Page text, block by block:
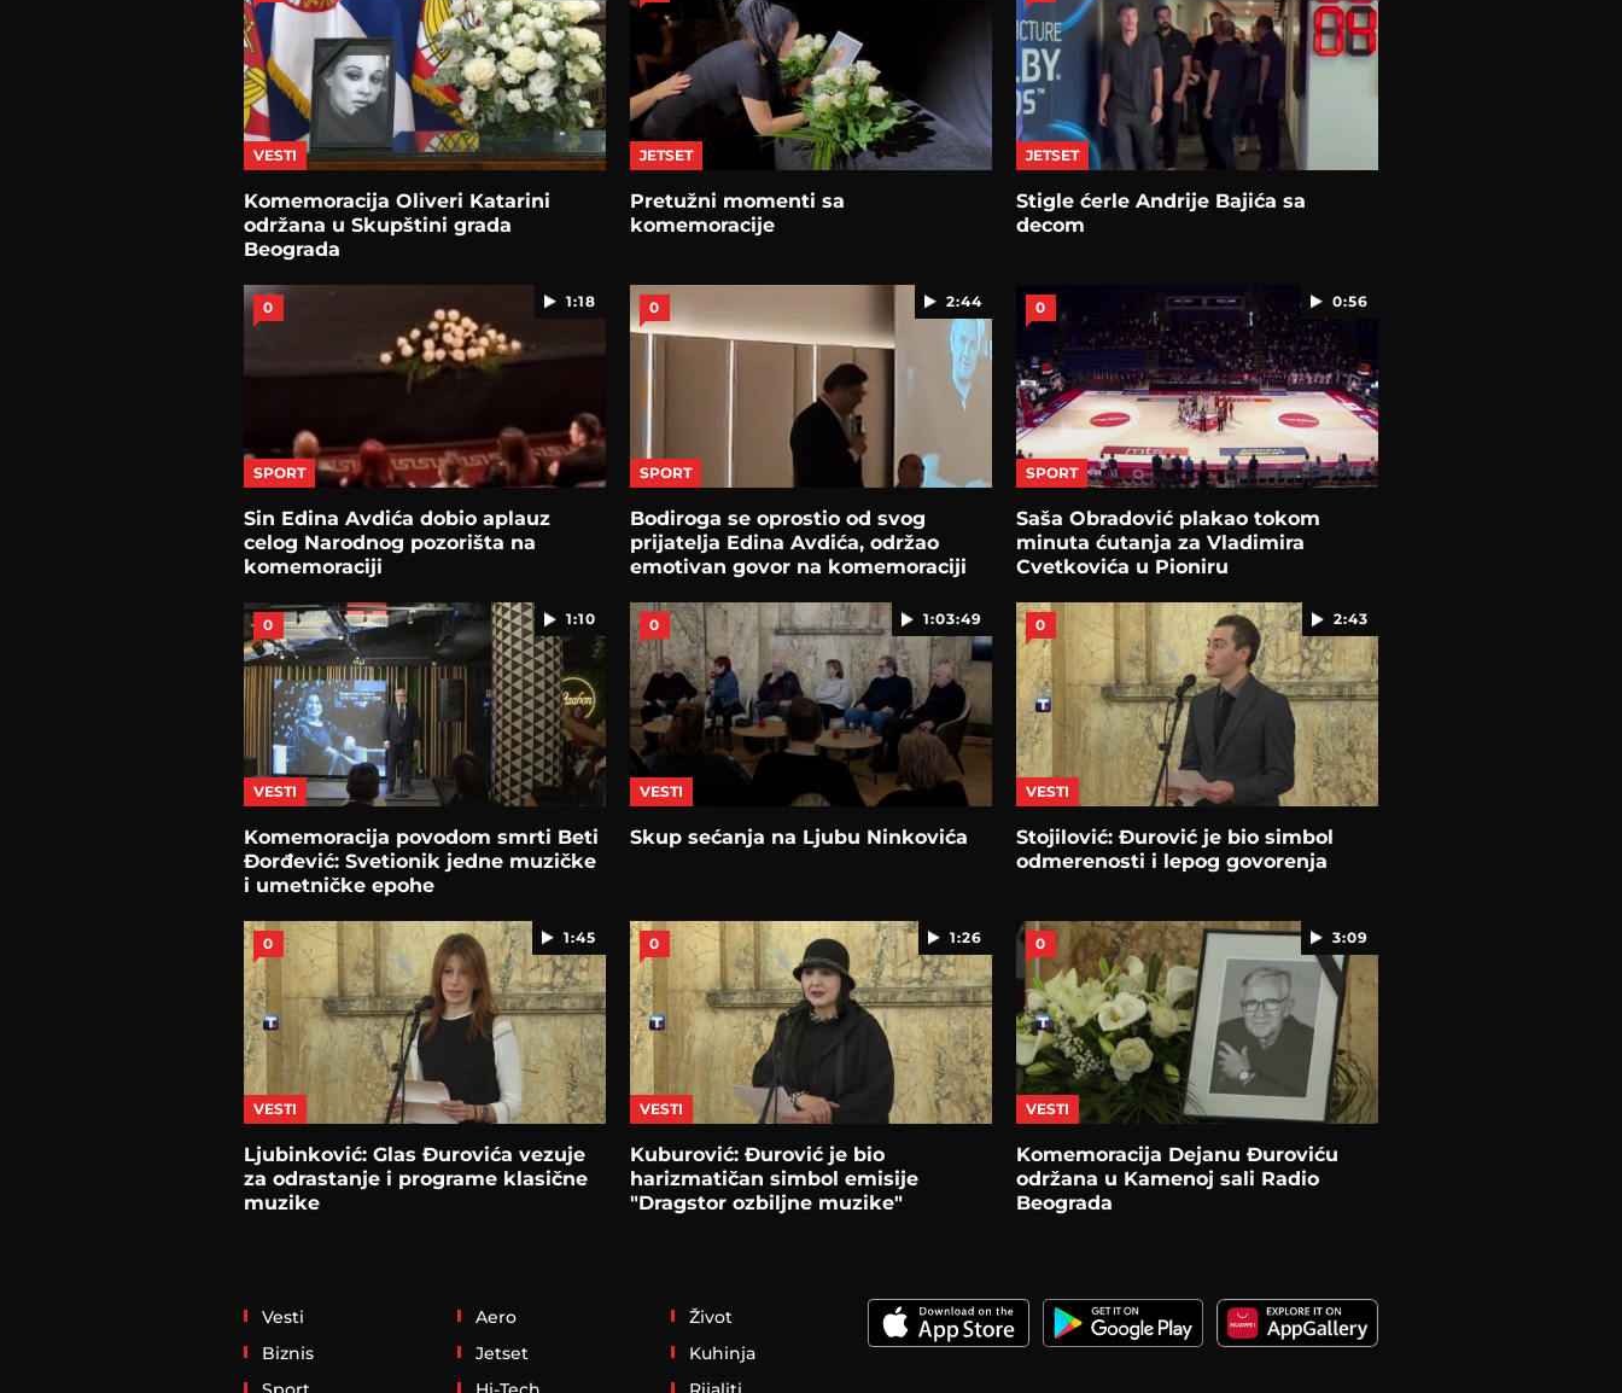
VESTI
Komemoracija Oliveri Katarini
održana u Skupštini grada
Beograda
JETSET
Pretužni momenti sa
komemoracije
JETSET
Stigle ćerle Andrije Bajića sa
decom
1:18
0
SPORT
Sin Edina Avdića dobio aplauz
celog Narodnog pozorišta na
komemoraciji
2:44
0
SPORT
Bodiroga se oprostio od svog
prijatelja Edina Avdića, održao
emotivan govor na komemoraciji
0:56
0
SPORT
Saša Obradović plakao tokom
minuta ćutanja za Vladimira
Cvetkovića u Pioniru
1:10
0
VESTI
Komemoracija povodom smrti Beti
Đorđević: Svetionik jedne muzičke
i umetničke epohe
1:03:49
0
VESTI
Skup sećanja na Ljubu Ninkovića
2:43
0
VESTI
Stojilović: Đurović je bio simbol
odmerenosti i lepog govorenja
1:45
0
VESTI
Ljubinković: Glas Đurovića vezuje
za odrastanje i programe klasične
muzike
1:26
0
VESTI
Kuburović: Đurović je bio
harizmatičan simbol emisije
"Dragstor ozbiljne muzike"
3:09
0
VESTI
Komemoracija Dejanu Đuroviću
održana u Kamenoj sali Radio
Beograda
Vesti
Biznis
Aero
Jetset
Život
Kuhinja